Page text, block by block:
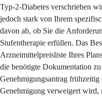
Typ-2-Diabetes verschrieben
jedoch stark von Ihrem
davon ab, ob Sie die
Stufentherapie erfüllen. Das
Arzneimittelpreisliste Ihres
die benötigte Dokumentation
Genehmigungsantrag
Genehmigung verweigert wird,